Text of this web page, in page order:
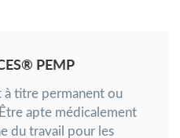
PEMP
à titre permanent ou
apte médicalement
du travail pour les